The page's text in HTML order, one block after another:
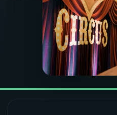
PROGRAMAÇÃO
PROGRAMAS
PODCASTS